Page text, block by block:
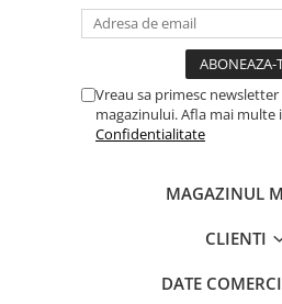
Vreau sa primesc
magazinului. Afla mai multe
Confidentialitate
MAGAZINUL
CLIENTI
DATE